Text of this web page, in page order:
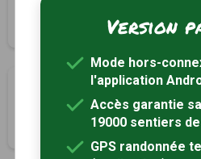
Veigné, Indre-et-Loire (37)
10.8 km
Sentier de l’Échappée
Joué-lès-Tours, Indre-et-Loire
13 km
Version
Mode hors-
l'application
Accès garantie
19000 sentiers
GPS randonnée